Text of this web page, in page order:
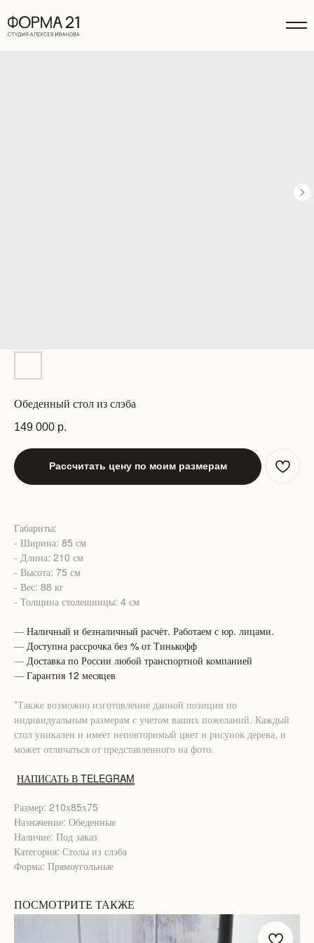
Обеденный стол из слэба
149 000 р.
Рассчитать цену по моим размерам
Габариты:
- Ширина: 85 см
- Длина: 210 см
- Высота: 75 см
- Вес: 88 кг
- Толщина столешницы: 4 см
— Наличный и безналичный расчёт. Работаем с юр. лицами.
— Доступна рассрочка без % от Тинькофф
— Доставка по России любой транспортной компанией
— Гарантия 12 месяцев
*Также возможно изготовление данной позиции по
индивидуальным размерам с учетом ваших пожеланий. Каждый
стол уникален и имеет неповторимый цвет и рисунок дерева, и
может отличаться от представленного на фото.
НАПИСАТЬ В TELEGRAM
Размер: 210х85х75
Назначение: Обеденные
Наличие: Под заказ
Категория: Столы из слэба
Форма: Прямоугольные
ПОСМОТРИТЕ ТАКЖЕ